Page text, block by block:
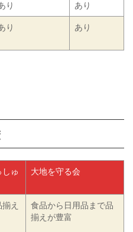
り あり
り あり
しゅ
大地を守る会
え
食品から日用品まで品
揃えが豊富